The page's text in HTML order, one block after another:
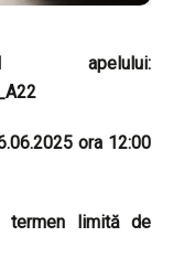
apelului:
ora 12:00
termen limită de